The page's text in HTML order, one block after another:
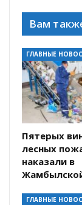
Вам
ГЛАВНЫЕ
Пятерых
лесных
наказали в
ГЛАВНЫЕ